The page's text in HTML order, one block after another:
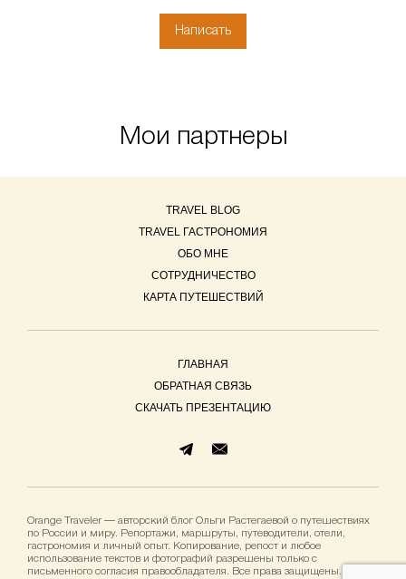
Мои партнеры
TRAVEL BLOG
TRAVEL ГАСТРОНОМИЯ
ОБО МНЕ
СОТРУДНИЧЕСТВО
КАРТА ПУТЕШЕСТВИЙ
ГЛАВНАЯ
ОБРАТНАЯ СВЯЗЬ
СКАЧАТЬ ПРЕЗЕНТАЦИЮ
Orange Traveler — авторский блог Ольги Растегаевой о путешествиях
по России и миру. Репортажи, маршруты, путеводители, отели,
гастрономия и личный опыт. Копирование, репост и любое
использование текстов и фотографий разрешены только с
письменного согласия правообладателя. Все права защищены.